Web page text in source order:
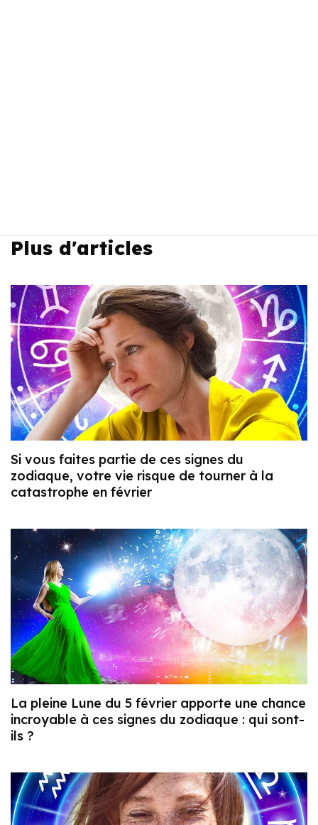
Plus d'articles
Si vous faites partie de ces signes du
zodiaque, votre vie risque de tourner à la
catastrophe en février
La pleine Lune du 5 février apporte une chance
incroyable à ces signes du zodiaque : qui sont-
ils ?